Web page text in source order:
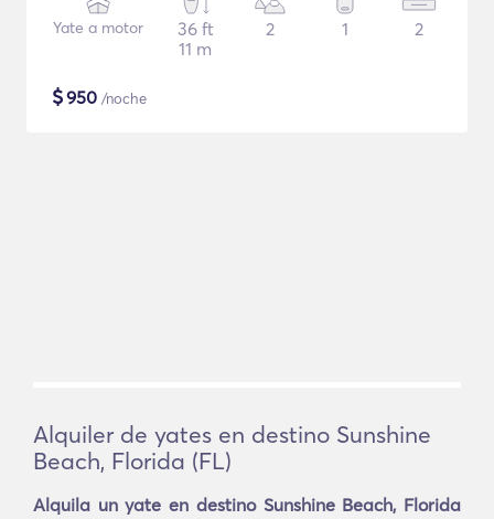
Yate a motor
36 ft
11 m
2 1 2
$950 /noche
Alquiler de yates en destino Sunshine
Beach, Florida (FL)
Alquila un yate en destino Sunshine Beach, Florida